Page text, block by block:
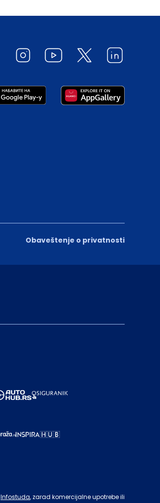
Obaveštenje o privatnosti
Infostuda, zarad komercijalne upotrebe ili